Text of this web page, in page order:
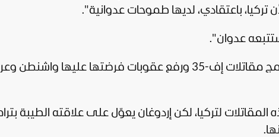
باعتقادي، لديها طموحات عدوانية".
عدوان".
وتسعى تركيا لوضع حد لإقصائها من برنامج مقاتلات إف-35 ورفع عقوبات فرضتها عليها
لتركيا، لكن إردوغان يعوّل على علاقته الطيبة